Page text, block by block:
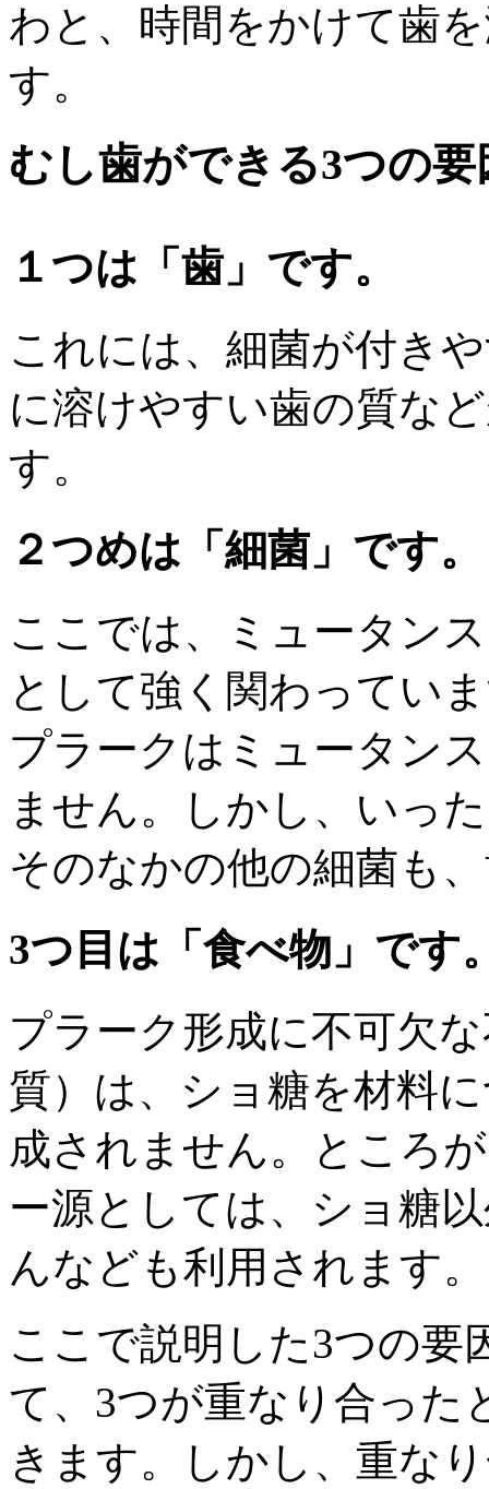
わと、時間をかけて歯
す。
むし歯ができる3つの要
１つは「歯」です。
これには、細菌が付き
に溶けやすい歯の質な
す。
２つめは「細菌」です。
ここでは、ミュータン
として強く関わってい
プラークはミュータン
ません。しかし、いっ
そのなかの他の細菌も
3つ目は「食べ物」です
プラーク形成に不可欠
質）は、ショ糖を材料
成されません。ところ
ー源としては、ショ糖
んなども利用されます。
ここで説明した3つの要
て、3つが重なり合った
きます。しかし、重な